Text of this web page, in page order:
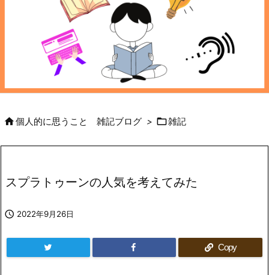
個人的に思うこと 雑記ブログ > 雑記
スプラトゥーンの人気を考えてみた
 2022年9月26日
Copy